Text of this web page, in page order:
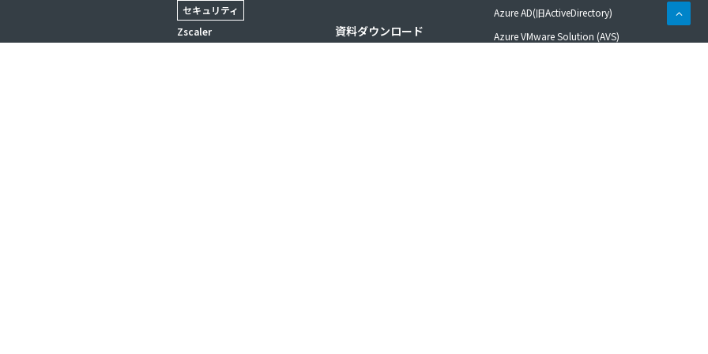
セキュリティ
Zscaler
資料ダウンロード
Azure AD(旧ActiveDirectory)
Azure VMware Solution (AVS)